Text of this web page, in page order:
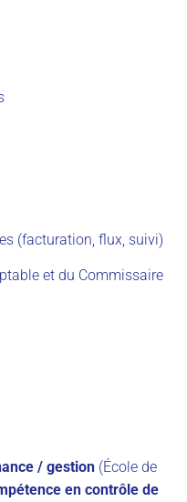
(facturation, flux, suivi)
et du Commissaire
/ gestion (École de
en contrôle de